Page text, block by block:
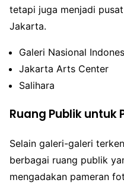
tetapi juga menjadi
Jakarta.
Galeri Nasional
Jakarta Arts Center
Salihara
Ruang Publik untuk
Selain galeri-galeri
berbagai ruang publik
mengadakan pameran